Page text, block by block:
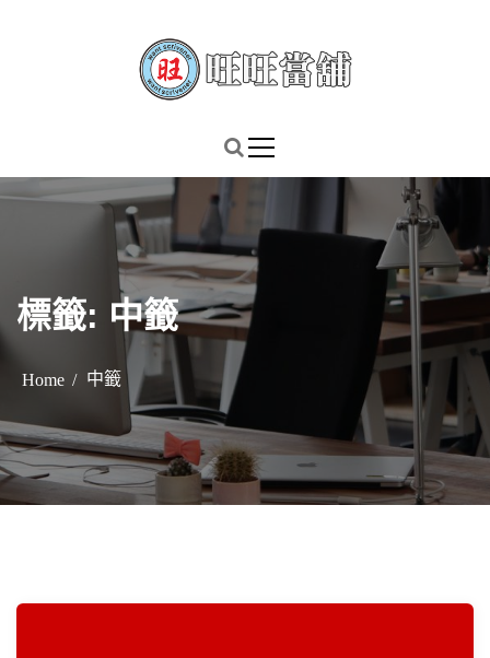
標籤: 中籤
Home 中籤